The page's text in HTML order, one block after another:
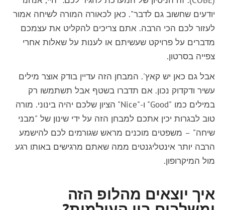
יודעים שחשוב גם לדבר". כאן לכאורה המורה לשיחה אמור
לעזור לכם הכי הרבה. אתם צריכים להקליט את עצמכם
מדברים על פרויקט שעשיתם או לענות על שאלות אחרי
צפייה בסרטון.
אבל גם כאן יש קאץ'. המבחן הזה עדיין בודק אוצר מילים
עשיר ודקדוק נכון. אם תדברו בשטף אבל תשתמשו רק
במילים כמו "Good" ו-"Nice" הציון שלכם יהיה בינוני. מורה
טוב לבגרות יכין אתכם למבחן הזה על ידי שינון של "מבני
שיחה" – משפטים מוכנים מראש שגורמים לכם להישמע
הרבה יותר אינטליגנטים ממה שאתם מרגישים באותו רגע
מול המיקרופון.
איך יוצאים מהלופ הזה